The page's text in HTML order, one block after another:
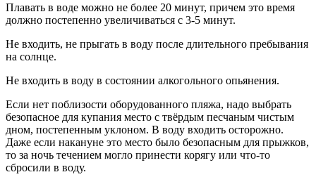
Плавать в воде можно не более 20 минут, причем это время
должно постепенно увеличиваться с 3-5 минут.
Не входить, не прыгать в воду после длительного пребывания
на солнце.
Не входить в воду в состоянии алкогольного опьянения.
Если нет поблизости оборудованного пляжа, надо выбрать
безопасное для купания место с твёрдым песчаным чистым
дном, постепенным уклоном. В воду входить осторожно.
Даже если накануне это место было безопасным для прыжков,
то за ночь течением могло принести корягу или что-то
сбросили в воду.